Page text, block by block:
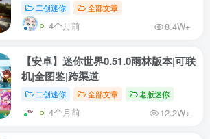
二创迷你 全部文章
4个月前 8.4W+
【安卓】迷你世界0.51.0雨林版本|可联
机|全图鉴|跨渠道
二创迷你 全部文章 老版迷你
4个月前 12.2W+